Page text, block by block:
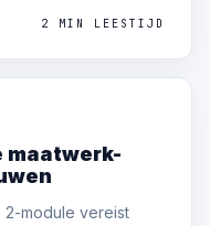
headless-
kosten.
2 MIN LEESTIJD
maatwerk-
module vereist